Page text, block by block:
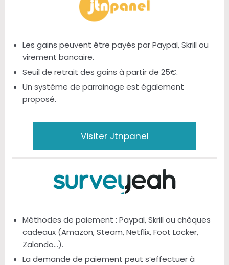
Les gains peuvent être payés par Paypal, Skrill ou
virement bancaire.
Seuil de retrait des gains à partir de 25€.
Un système de parrainage est également
proposé.
Visiter Jtnpanel
Méthodes de paiement : Paypal, Skrill ou chèques
cadeaux (Amazon, Steam, Netflix, Foot Locker,
Zalando…).
La demande de paiement peut s’effectuer à